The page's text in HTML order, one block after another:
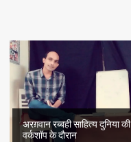
अरग़वान रब्बही साहित्य दुनिया की
वर्कशॉप के दौरान